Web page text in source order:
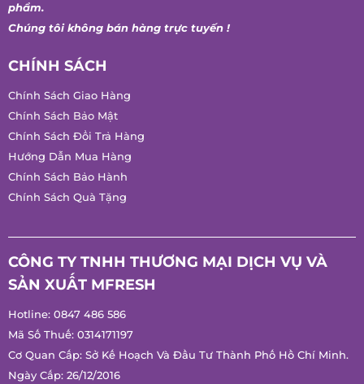
phẩm.
Chúng tôi không bán hàng trực tuyến !
CHÍNH SÁCH
Chính Sách Giao Hàng
Chính Sách Bảo Mật
Chính Sách Đổi Trả Hàng
Hướng Dẫn Mua Hàng
Chính Sách Bảo Hành
Chính Sách Quà Tặng
CÔNG TY TNHH THƯƠNG MẠI DỊCH VỤ VÀ
SẢN XUẤT MFRESH
Hotline: 0847 486 586
Mã Số Thuế: 0314171197
Cơ Quan Cấp: Sở Kế Hoạch Và Đầu Tư Thành Phố Hồ Chí Minh.
Ngày Cấp: 26/12/2016